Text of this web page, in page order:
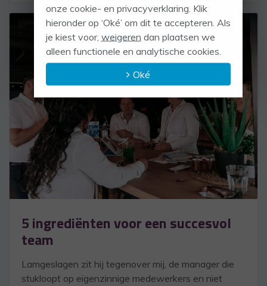
5 ingrediënten voor een succesvol
team
Lamgeslagen zit hij tegenover mij, de manager die
stukloopt op eigenzinnige medewerkers en niet
onze cookie- en privacyverklaring. Klik
hieronder op ‘Oké’ om dit te accepteren. Als
je kiest voor, weigeren dan plaatsen we
alleen functionele en analytische cookies.
Oké